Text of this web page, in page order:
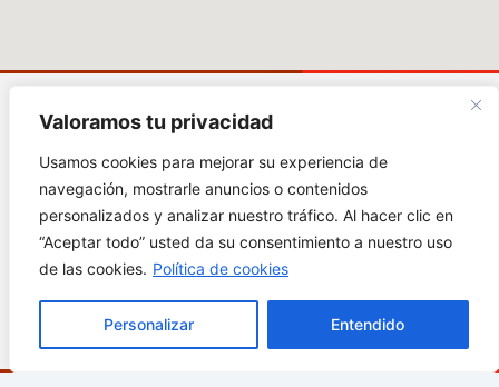
Valoramos tu privacidad
Usamos cookies para mejorar su experiencia de
navegación, mostrarle anuncios o contenidos
personalizados y analizar nuestro tráfico. Al hacer clic en
“Aceptar todo” usted da su consentimiento a nuestro uso
de las cookies. Política de cookies
Personalizar Entendido
Carrera 1# 38 - 89,
Soacha Cundinamarca
Abierto de Domingo a
Domingo 9:00 a.m. -
9:00 p.m.
¿Cómo llegar?